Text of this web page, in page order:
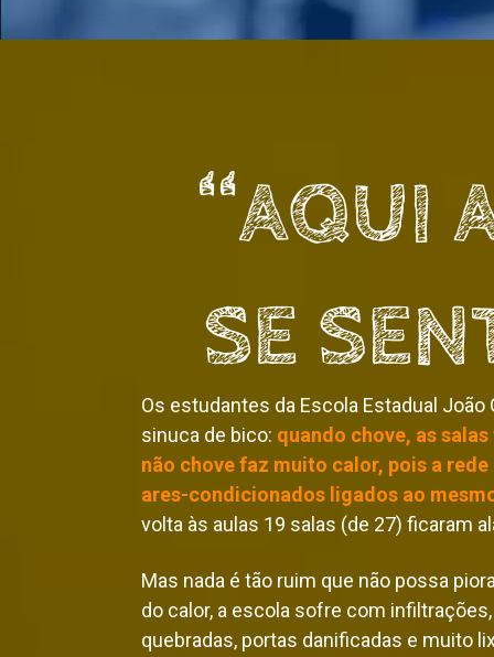
Os estudantes da Escola Estadual
sinuca de bico: quando chove, as
não chove faz muito calor, pois a
ares-condicionados ligados ao
volta às aulas 19 salas (de 27) ficaram
Mas nada é tão ruim que não possa
do calor, a escola sofre com
quebradas, portas danificadas e muito